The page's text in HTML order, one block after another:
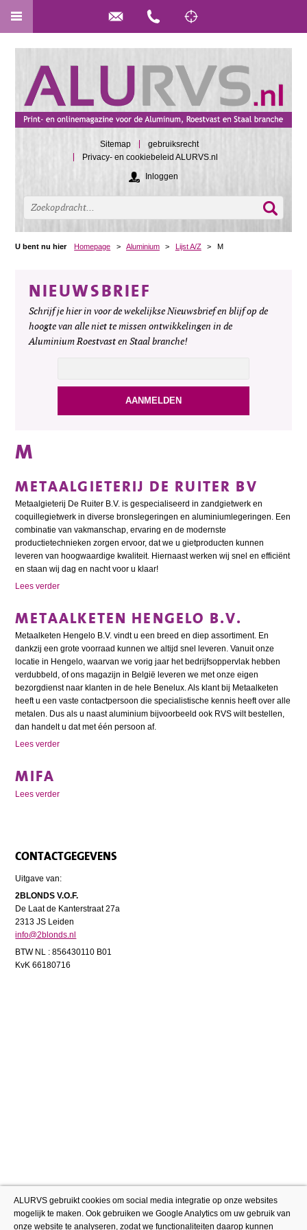
Sitemap
gebruiksrecht
Privacy- en cookiebeleid ALURVS.nl
Inloggen
U bent nu hier Homepage > Aluminium > Lijst A/Z > M
NIEUWSBRIEF
Schrijf je hier in voor de wekelijkse Nieuwsbrief en blijf op de
hoogte van alle niet te missen ontwikkelingen in de
Aluminium Roestvast en Staal branche!
M
METAALGIETERIJ DE RUITER BV
Metaalgieterij De Ruiter B.V. is gespecialiseerd in zandgietwerk en
coquillegietwerk in diverse bronslegeringen en aluminiumlegeringen. Een
combinatie van vakmanschap, ervaring en de modernste
productietechnieken zorgen ervoor, dat we u gietproducten kunnen
leveren van hoogwaardige kwaliteit. Hiernaast werken wij snel en efficiënt
en staan wij dag en nacht voor u klaar!
Lees verder
METAALKETEN HENGELO B.V.
Metaalketen Hengelo B.V. vindt u een breed en diep assortiment. En
dankzij een grote voorraad kunnen we altijd snel leveren. Vanuit onze
locatie in Hengelo, waarvan we vorig jaar het bedrijfsoppervlak hebben
verdubbeld, of ons magazijn in België leveren we met onze eigen
bezorgdienst naar klanten in de hele Benelux. Als klant bij Metaalketen
heeft u een vaste contactpersoon die specialistische kennis heeft over alle
metalen. Dus als u naast aluminium bijvoorbeeld ook RVS wilt bestellen,
dan handelt u dat met één persoon af.
Lees verder
MIFA
Lees verder
CONTACTGEGEVENS
Uitgave van:
2BLONDS V.O.F.
De Laat de Kanterstraat 27a
2313 JS Leiden
info@2blonds.nl
BTW NL : 856430110 B01
KvK 66180716
ALURVS gebruikt cookies om social media integratie op onze websites
mogelijk te maken. Ook gebruiken we Google Analytics om uw gebruik van
onze website te analyseren, zodat we functionaliteiten daarop kunnen